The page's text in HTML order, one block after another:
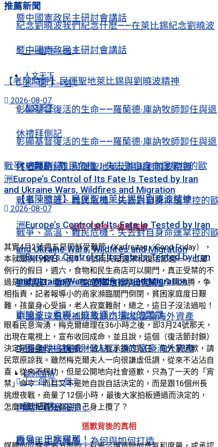
暨中國憲政民主研討會講話
上一個 下一個
人文天下
彰顯基督復活的生命——羅蘭德·庫訥牧師卸任與退
休禮拜側記
【老陳時評】民運聖地萊比錫與劉曉波精神
戰爭、高溫、難民危機：失去對自身命運掌控的
洲Europe’s Control of Its Fate Is Tested by Iran
and Ukraine Wars, Wildfires and Migration
劉曉波：看哪，這隻濡水撲火的鸚鵡
中國全球追稅補財政缺口 鎖定富豪海外資產
上一個 下一個
歐洲風情
再見，巴塞羅那！
歐洲民主防護盾 為何與如何打造
紀念劉曉波我們紀念什麽——在萊比錫紀念劉曉波
暨中國憲政民主研討會講話
上一個 下一個
人文天下
彰顯基督復活的生命——羅蘭德·庫訥牧師卸任與退
休禮拜側記
【老陳時評】民運聖地萊比錫與劉曉波精神
戰爭、高溫、難民危機：失去對自身命運掌控的
洲Europe’s Control of Its Fate Is Tested by Iran
and Ukraine Wars, Wildfires and Migration
劉曉波：看哪，這隻濡水撲火的鸚鵡
中國全球追稅補財政缺口 鎖定富豪海外資產
上一個 下一個
歐洲風情
再見，巴塞羅那！
推薦新聞
【老陳時評】民運聖地萊比錫與劉曉波精神
2026-08-07
戰爭、高溫、難民危機：失去對自身命運掌控的歐
洲Europe’s Control of Its Fate Is Tested by Iran
and Ukraine Wars, Wildfires and Migration
2026-08-07
收回「禁令」總理道歉
其實4月2號週五是耶穌受難節（Karfreitag／Good Friday），
本就是例行假日，而4、5號兩天是週末和復活節週一，也是
例行的假日，週六，食物和民生商店可以開門，真正受禁的不
過是1號周四。政府一宣布周四進行整日宵禁，全國沸腾，争
相指責，記者報導小的商家瀕臨關門倒閉，貧困家庭度日艱
難，孩童身心受損，老人寂寞難耐，總之，這日子沒法過啦！
眼看民意洶湧，梅克爾總理在36小時之後，即3月24號那天，
出現在電視上，宣布收回成命，並且說，這個（復活節封鎖）
決定是錯誤的，這是我一個人要承擔的責任，向大家道歉，請
民眾原諒我。雖然梅克爾夫人一向很謙虛低調，從來不沾沾自
喜，從來不居功，但是公開地向社會道歉，只為了一天的「宵
禁」命令，而且又不是她自說自話決定的，而是跟16個州長
挑燈夜戰，商量了12個小時，最後大家拍板通過而決定的，
怎麼她就把責任都往自己身上攬了？
道歉背後的真相